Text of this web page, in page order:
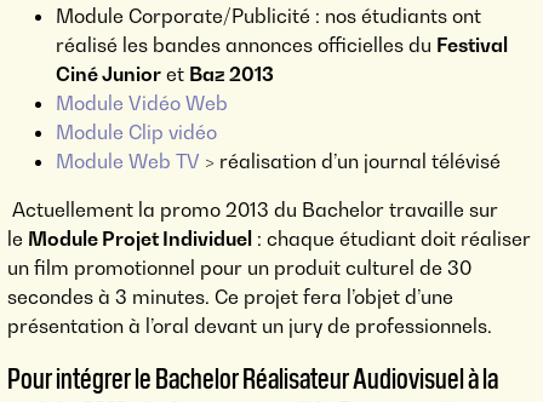
Module Corporate/Publicité : nos étudiants ont
réalisé les bandes annonces officielles du Festival
Ciné Junior et Baz 2013
Module Vidéo Web
Module Clip vidéo
Module Web TV > réalisation d’un journal télévisé
Actuellement la promo 2013 du Bachelor travaille sur
le Module Projet Individuel : chaque étudiant doit réaliser
un film promotionnel pour un produit culturel de 30
secondes à 3 minutes. Ce projet fera l’objet d’une
présentation à l’oral devant un jury de professionnels.
Pour intégrer le Bachelor Réalisateur Audiovisuel à la